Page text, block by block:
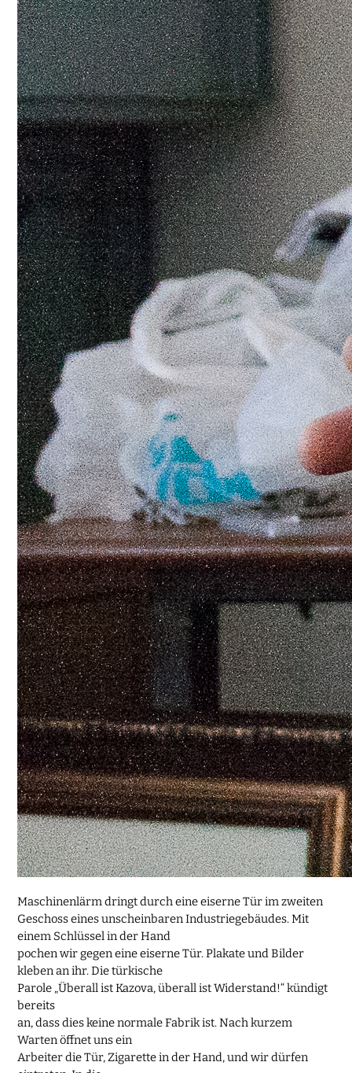
Maschinenlärm dringt durch eine eiserne Tür im zweiten
Geschoss eines unscheinbaren Industriegebäudes. Mit
einem Schlüssel in der Hand
pochen wir gegen eine eiserne Tür. Plakate und Bilder
kleben an ihr. Die türkische
Parole „Überall ist Kazova, überall ist Widerstand!“ kündigt
bereits
an, dass dies keine normale Fabrik ist. Nach kurzem
Warten öffnet uns ein
Arbeiter die Tür, Zigarette in der Hand, und wir dürfen